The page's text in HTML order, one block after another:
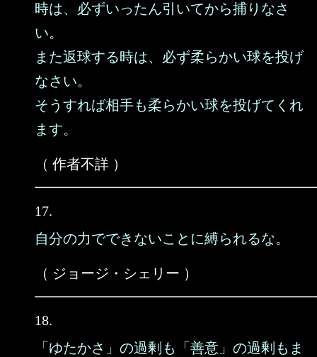
時は、必ずいったん引いてから捕りなさ
い。
また返球する時は、必ず柔らかい球を投げ
なさい。
そうすれば相手も柔らかい球を投げてくれ
ます。
（ 作者不詳 ）
17.
自分の力でできないことに縛られるな。
（ ジョージ・シェリー ）
18.
「ゆたかさ」の過剰も「善意」の過剰もま